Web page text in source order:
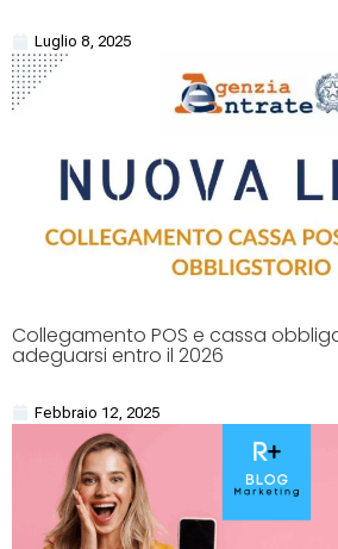
Luglio 8, 2025
Collegamento POS e cassa
adeguarsi entro il 2026
Febbraio 12, 2025